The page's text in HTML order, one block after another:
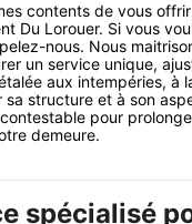
contents de vous
Du Lorouer. Si vous
nous. Nous
un service unique,
aux intempéries, à
sa structure et à son
pour
demeure.
spécialisé